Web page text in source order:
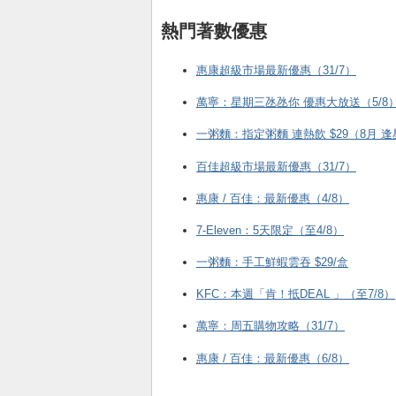
熱門著數優惠
惠康超級市場最新優惠（31/7）
萬寧：星期三氹氹你 優惠大放送（5/8）
一粥麵：指定粥麵 連熱飲 $29（8月 逢
百佳超級市場最新優惠（31/7）
惠康 / 百佳：最新優惠（4/8）
7-Eleven：5天限定（至4/8）
一粥麵：手工鮮蝦雲吞 $29/盒
KFC ：本週「肯！抵DEAL 」（至7/8）
萬寧：周五購物攻略（31/7）
惠康 / 百佳：最新優惠（6/8）